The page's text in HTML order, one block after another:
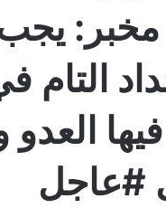
التام
#عاجل